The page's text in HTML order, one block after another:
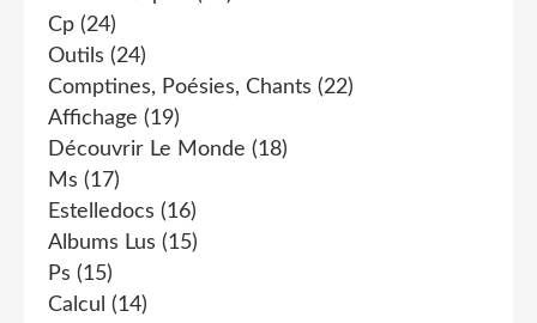
Cp (24)
Outils (24)
Comptines, Poésies, Chants (22)
Affichage (19)
Découvrir Le Monde (18)
Ms (17)
Estelledocs (16)
Albums Lus (15)
Ps (15)
Calcul (14)